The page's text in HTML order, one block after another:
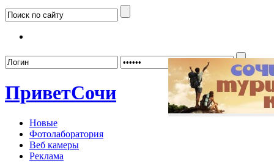
ПриветСочи
Новые
Фотолаборатория
Веб камеры
Реклама